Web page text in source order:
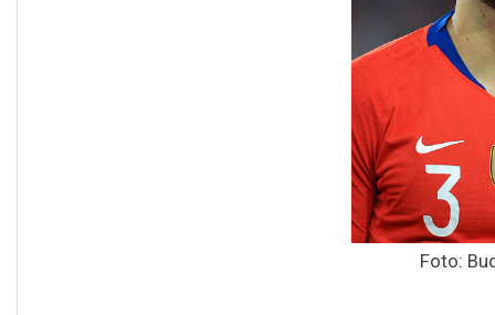
Foto: